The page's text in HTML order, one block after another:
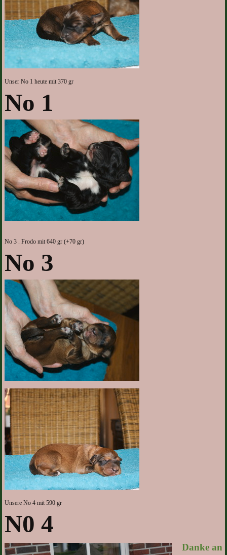
Unser No 1 heute mit 370 gr
No 1
No 3 . Frodo mit 640 gr (+70 gr)
No 3
Unsere No 4 mit 590 gr
N0 4
Danke an